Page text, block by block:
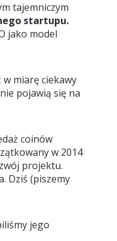
tajemniczym
startupu.
jako model
w miarę ciekawy
pojawią się na
coinów
w 2014
projektu.
Dziś (piszemy
jego